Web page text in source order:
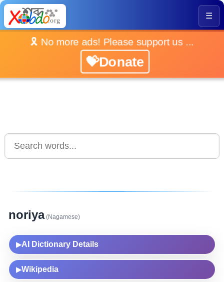
☰
🎗️ No more ads! Please support us ...
💝Donate
noriya(Nagamese)
▶AI Dictionary Details
▶Wikipedia